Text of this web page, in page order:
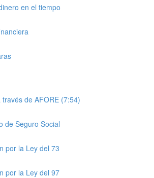
en el tiempo
través de AFORE (7:54)
de Seguro Social
por la Ley del 73
por la Ley del 97